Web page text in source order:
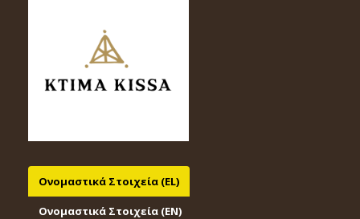
Ονομαστικά Στοιχεία (EL)
Ονομαστικά Στοιχεία (EΝ)